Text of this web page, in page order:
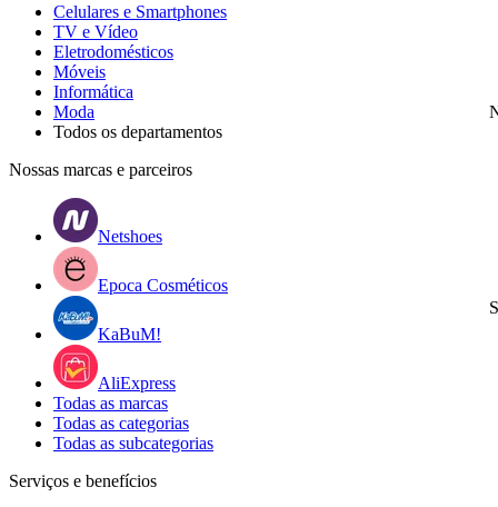
Celulares e Smartphones
TV e Vídeo
Eletrodomésticos
Móveis
Informática
Moda
Todos os departamentos
Nossas marcas e parceiros
Netshoes
Epoca Cosméticos
KaBuM!
AliExpress
Todas as marcas
Todas as categorias
Todas as subcategorias
Serviços e benefícios